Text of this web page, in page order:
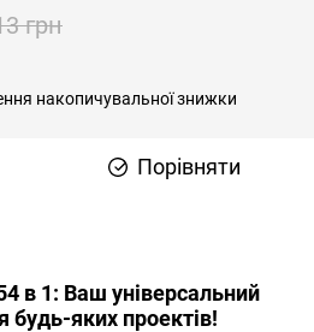
грн
накопичувальної знижки
Порівняти
в 1: Ваш універсальний
будь-яких проектів!